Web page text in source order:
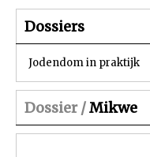
Dossiers
Jodendom in praktijk
Dossier /Mikwe